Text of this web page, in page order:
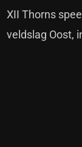
XII Thorns
veldslag Oost,